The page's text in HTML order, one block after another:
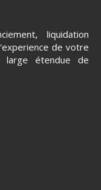
liquidation
de votre
étendue de